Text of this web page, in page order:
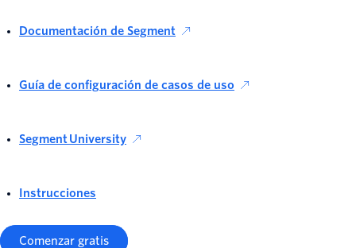
Documentación de Segment
Guía de configuración de casos de uso
Segment University
Instrucciones
Comenzar gratis